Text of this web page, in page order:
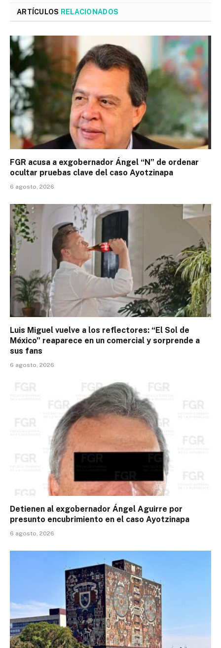
ARTÍCULOS RELACIONADOS
FGR acusa a exgobernador Ángel “N” de ordenar
ocultar pruebas clave del caso Ayotzinapa
6 agosto, 2026
Luis Miguel vuelve a los reflectores: “El Sol de
México” reaparece en un comercial y sorprende a
sus fans
6 agosto, 2026
Detienen al exgobernador Ángel Aguirre por
presunto encubrimiento en el caso Ayotzinapa
6 agosto, 2026